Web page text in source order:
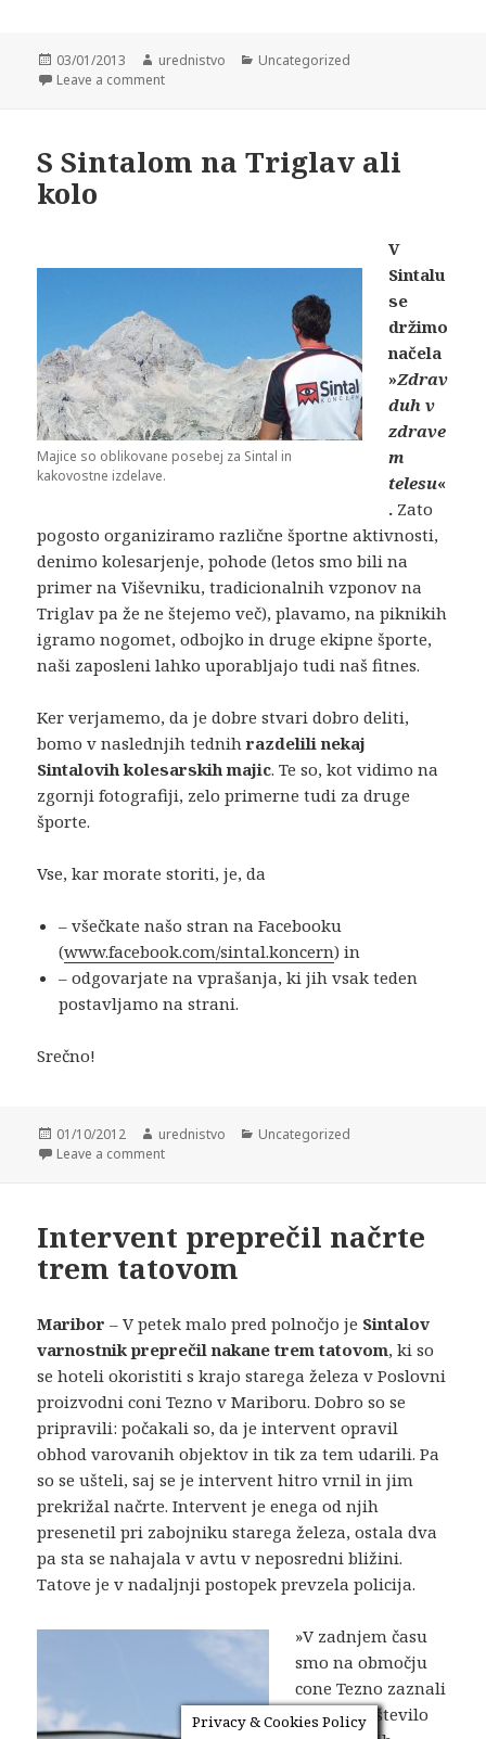
Posted
on
03/01/2013 Author
urednistvo Categories
Uncategorized
Leave a comment
S Sintalom na Triglav ali
kolo
Majice so oblikovane posebej za Sintal in
kakovostne izdelave.
V
Sintalu
se
držimo
načela
»Zdrav
duh v
zdrave
m
telesu«
. Zato
pogosto organiziramo različne športne aktivnosti,
denimo kolesarjenje, pohode (letos smo bili na
primer na Viševniku, tradicionalnih vzponov na
Triglav pa že ne štejemo več), plavamo, na piknikih
igramo nogomet, odbojko in druge ekipne športe,
naši zaposleni lahko uporabljajo tudi naš fitnes.
Ker verjamemo, da je dobre stvari dobro deliti,
bomo v naslednjih tednihrazdelili nekaj
Sintalovih kolesarskih majic. Te so, kot vidimo na
zgornji fotografiji, zelo primerne tudi za druge
športe.
Vse, kar morate storiti, je, da
– všečkate našo stran na Facebooku
(www.facebook.com/sintal.koncern) in
– odgovarjate na vprašanja, ki jih vsak teden
postavljamo na strani.
Srečno!
Posted
on
01/10/2012 Author
urednistvo Categories
Uncategorized
Leave a comment
Intervent preprečil načrte
trem tatovom
Maribor – V petek malo pred polnočjo je Sintalov
varnostnik preprečil nakane trem tatovom, ki so
se hoteli okoristiti s krajo starega železav Poslovni
proizvodni coni Tezno v Mariboru. Dobro so se
pripravili: počakali so, da je intervent opravil
obhod varovanih objektov in tik za tem udarili. Pa
so se ušteli, saj se je intervent hitro vrnil in jim
prekrižal načrte. Intervent je enega od njih
presenetil pri zabojniku starega železa, ostala dva
pa sta se nahajala v avtu v neposredni bližini.
Tatove je v nadaljnji postopek prevzela policija.
»V zadnjem času
smo na območju
cone Tezno zaznali
povečano število
Privacy & Cookies Policy